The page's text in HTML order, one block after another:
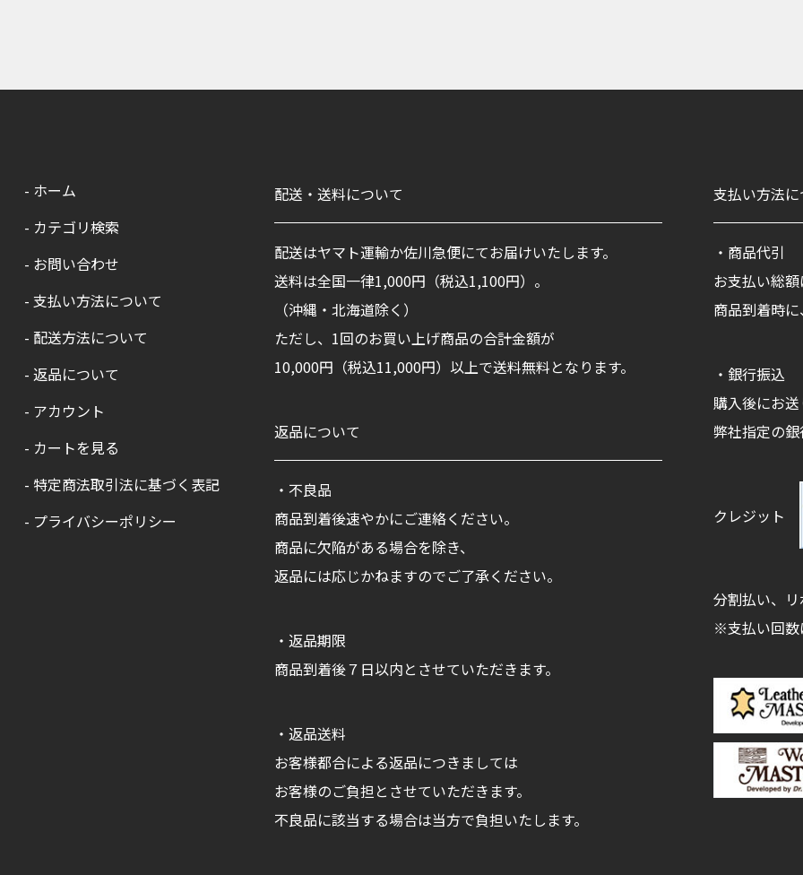
- ホーム
- カテゴリ検索
- お問い合わせ
- 支払い方法について
- 配送方法について
- 返品について
- アカウント
- カートを見る
- 特定商法取引法に基づく表記
- プライバシーポリシー
配送・送料について
配送はヤマト運輸か佐川急便にてお届けいたします。
送料は全国一律1,000円（税込1,100円）。
（沖縄・北海道除く）
ただし、1回のお買い上げ商品の合計金額が
10,000円（税込11,000円）以上で送料無料となります。
返品について
・不良品
商品到着後速やかにご連絡ください。
商品に欠陥がある場合を除き、
返品には応じかねますのでご了承ください。
・返品期限
商品到着後７日以内とさせていただきます。
・返品送料
お客様都合による返品につきましては
お客様のご負担とさせていただきます。
不良品に該当する場合は当方で負担いたします。
支払い方法に
・商品代引
お支払い総額
商品到着時
・銀行振込
購入後にお
弊社指定の
クレジット
分割払い、リ
※支払い回数